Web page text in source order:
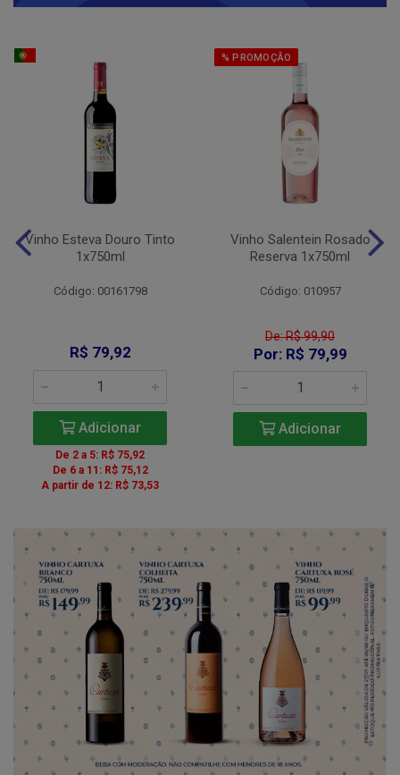
Vinho Esteva Douro Tinto
1x750ml
Código: 00161798
R$ 79,92
Adicionar
De 2 a 5: R$ 75,92
De 6 a 11: R$ 75,12
A partir de 12: R$ 73,53
% PROMOÇÃO
Vinho Salentein Rosado
Reserva 1x750ml
Código: 010957
De: R$ 99,90
Por: R$ 79,99
Adicionar